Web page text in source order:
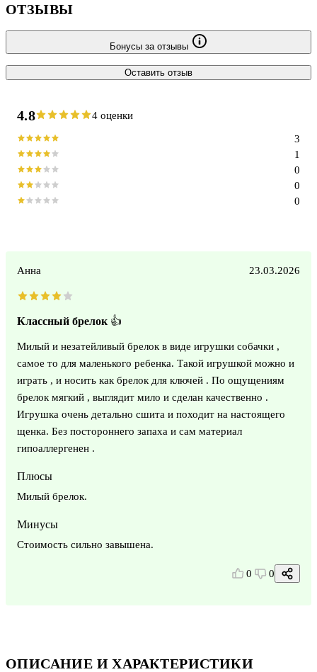
ОПИСАНИЕ И ХАРАКТЕРИСТИКИ
ОТЗЫВЫ
Бонусы за отзывы
Оставить отзыв
4.8 4 оценки
0
0
0
1
3
Анна 23.03.2026
Классный брелок 👍
Милый и незатейливый брелок в виде игрушки собачки ,
самое то для маленького ребенка. Такой игрушкой можно и
играть , и носить как брелок для ключей . По ощущениям
брелок мягкий , выглядит мило и сделан качественно .
Игрушка очень детально сшита и походит на настоящего
щенка. Без постороннего запаха и сам материал
гипоаллергенен .
Плюсы
Милый брелок.
Минусы
Стоимость сильно завышена.
0 0